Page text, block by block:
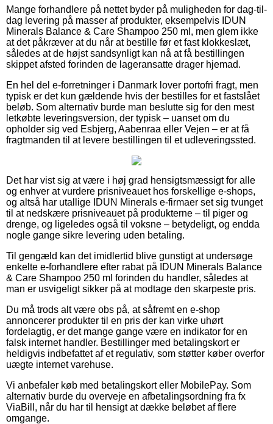
Mange forhandlere på nettet byder på muligheden for dag-til-
dag levering på masser af produkter, eksempelvis IDUN
Minerals Balance & Care Shampoo 250 ml, men glem ikke
at det påkræver at du når at bestille før et fast klokkeslæt,
således at de højst sandsynligt kan nå at få bestillingen
skippet afsted forinden de lageransatte drager hjemad.
En hel del e-forretninger i Danmark lover portofri fragt, men
typisk er det kun gældende hvis der bestilles for et fastslået
beløb. Som alternativ burde man beslutte sig for den mest
letkøbte leveringsversion, der typisk – uanset om du
opholder sig ved Esbjerg, Aabenraa eller Vejen – er at få
fragtmanden til at levere bestillingen til et udleveringssted.
Det har vist sig at være i høj grad hensigtsmæssigt for alle
og enhver at vurdere prisniveauet hos forskellige e-shops,
og altså har utallige IDUN Minerals e-firmaer set sig tvunget
til at nedskære prisniveauet på produkterne – til piger og
drenge, og ligeledes også til voksne – betydeligt, og endda
nogle gange sikre levering uden betaling.
Til gengæld kan det imidlertid blive gunstigt at undersøge
enkelte e-forhandlere efter rabat på IDUN Minerals Balance
& Care Shampoo 250 ml forinden du handler, således at
man er usvigeligt sikker på at modtage den skarpeste pris.
Du må trods alt være obs på, at såfremt en e-shop
annoncerer produkter til en pris der kan virke uhørt
fordelagtig, er det mange gange være en indikator for en
falsk internet handler. Bestillinger med betalingskort er
heldigvis indbefattet af et regulativ, som støtter køber overfor
uægte internet varehuse.
Vi anbefaler køb med betalingskort eller MobilePay. Som
alternativ burde du overveje en afbetalingsordning fra fx
ViaBill, når du har til hensigt at dække beløbet af flere
omgange.